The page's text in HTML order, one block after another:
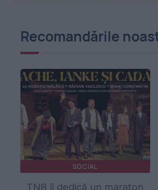
Recomandările
SOCIAL
TNB îi dedică un maraton